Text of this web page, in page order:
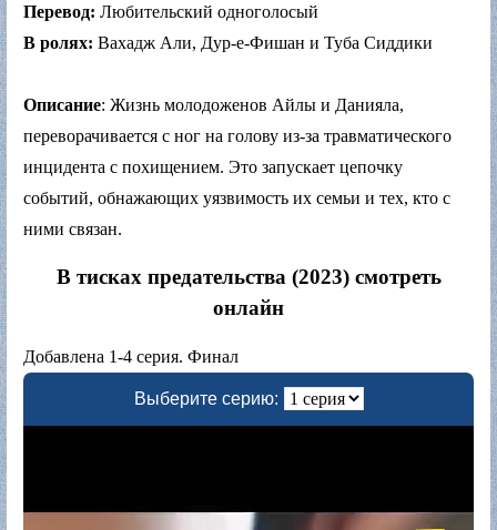
Перевод: Любительский одноголосый
В ролях: Вахадж Али, Дур-е-Фишан и Туба Сиддики
Описание: Жизнь молодоженов Айлы и Данияла,
переворачивается с ног на голову из-за травматического
инцидента с похищением. Это запускает цепочку
событий, обнажающих уязвимость их семьи и тех, кто с
ними связан.
В тисках предательства (2023) смотреть
онлайн
Добавлена 1-4 серия. Финал
Выберите серию: